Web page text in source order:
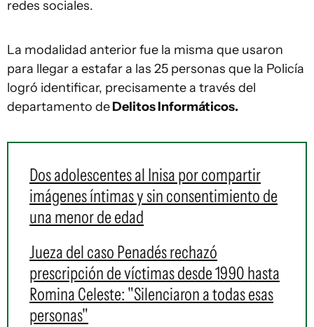
redes sociales.
La modalidad anterior fue la misma que usaron
para llegar a estafar a las 25 personas que la Policía
logró identificar, precisamente a través del
departamento deDelitos Informáticos.
Dos adolescentes al Inisa por compartir
imágenes íntimas y sin consentimiento de
una menor de edad
Jueza del caso Penadés rechazó
prescripción de víctimas desde 1990 hasta
Romina Celeste: "Silenciaron a todas esas
personas"